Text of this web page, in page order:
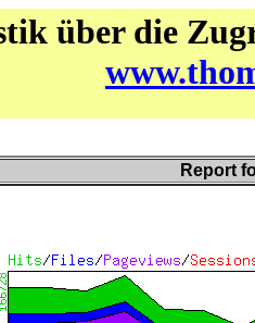
über die
Report